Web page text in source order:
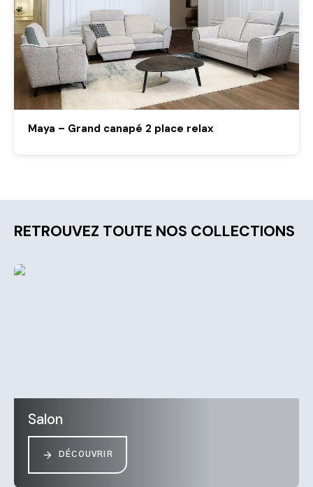
Maya – Grand canapé 2 place relax
RETROUVEZ TOUTE NOS COLLECTIONS
Salon
DÉCOUVRIR